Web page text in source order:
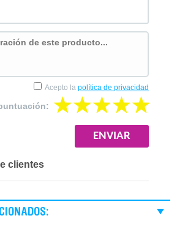
clientes
Acepto la política de privacidad